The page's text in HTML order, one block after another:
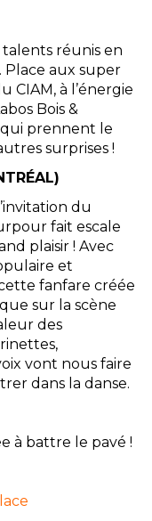
réunis en
Place aux super
CIAM, à l’énergie
Bois &
prennent le
surprises !
du
fait escale
plaisir ! Avec
et
fanfare créée
sur la scène
des
vont nous faire
dans la danse.
à battre le pavé !